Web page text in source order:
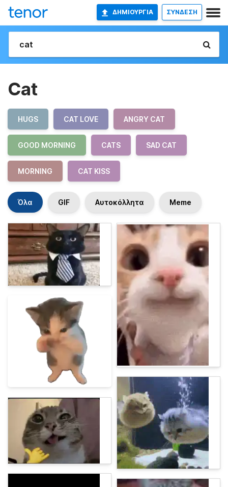
ΔΗΜΙΟΥΡΓΊΑ ΣΥΝΔΕΣΗ
Cat
HUGS CAT LOVE ANGRY CAT
GOOD MORNING CATS SAD CAT
MORNING CAT KISS
Όλα GIF Αυτοκόλλητα Meme